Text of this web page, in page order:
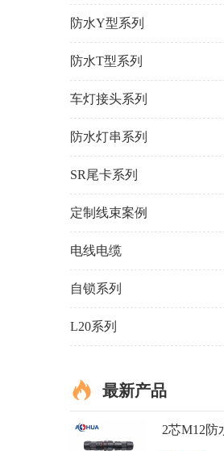
防水Y型系列
防水T型系列
车灯接头系列
防水灯串系列
SR尾卡系列
定制线束案例
电线电缆
自锁系列
L20系列
最新产品
2芯M12防